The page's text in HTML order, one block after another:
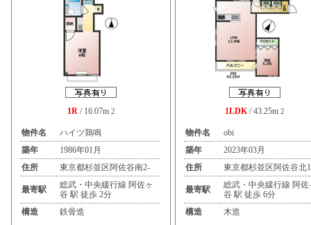
1R/ 16.07m 2
物件名
ハイツ鶏鳴
築年
1986年01月
住所
東京都杉並区阿佐谷南2-
最寄駅
総武・中央緩行線 阿佐ヶ
谷 駅 徒歩 2分
構造
鉄骨造
1LDK/ 43.25m 2
物件名
obi
築年
2023年03月
住所
東京都杉並区阿佐谷北
最寄駅
総武・中央緩行線 阿佐
谷 駅 徒歩 6分
構造
木造